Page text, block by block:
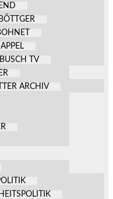
TV
ARCHIV